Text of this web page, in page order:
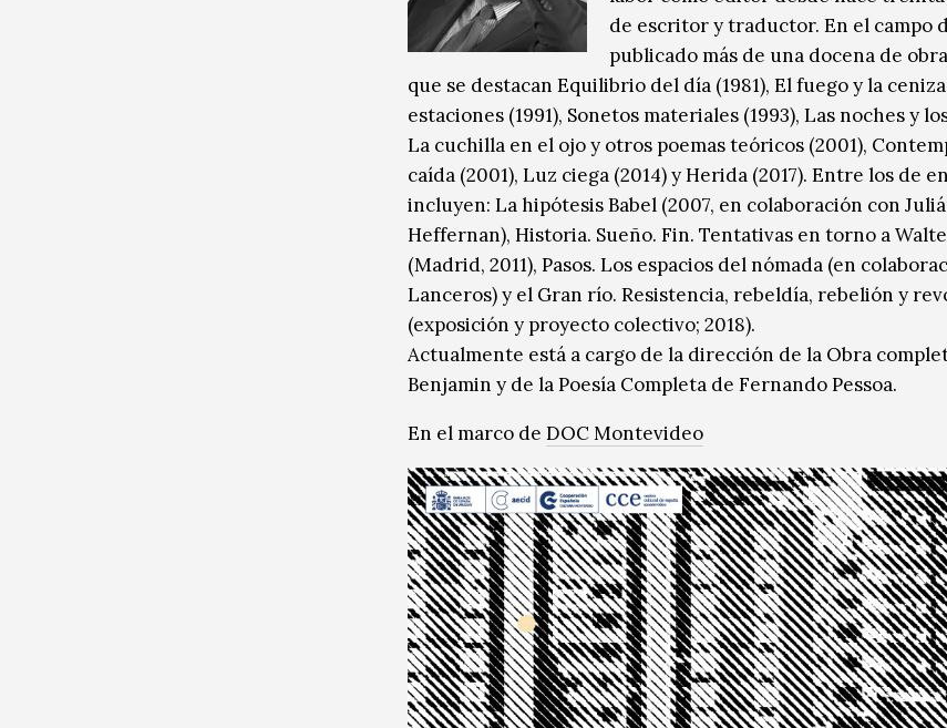
de escritor y traductor. En el campo
publicado más de una docena de
que se destacan Equilibrio del día (1981), El fuego y la ceniza
estaciones (1991), Sonetos materiales (1993), Las noches y
La cuchilla en el ojo y otros poemas teóricos (2001),
caída (2001), Luz ciega (2014) y Herida (2017). Entre los de
incluyen: La hipótesis Babel (2007, en colaboración con
Heffernan), Historia. Sueño. Fin. Tentativas en torno a
(Madrid, 2011), Pasos. Los espacios del nómada (en
Lanceros) y el Gran río. Resistencia, rebeldía, rebelión y
(exposición y proyecto colectivo; 2018).
Actualmente está a cargo de la dirección de la Obra
Benjamin y de la Poesía Completa de Fernando Pessoa.
En el marco de DOC Montevideo